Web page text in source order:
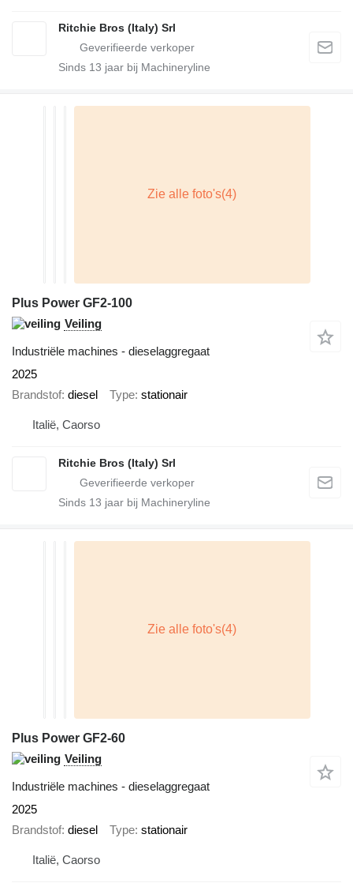
Ritchie Bros (Italy) Srl
Sinds 13 jaar bij Machineryline
Plus Power GF2-100
Veiling
Industriële machines - dieselaggregaat
2025
Brandstof diesel Type stationair
Italië, Caorso
Ritchie Bros (Italy) Srl
Sinds 13 jaar bij Machineryline
Plus Power GF2-60
Veiling
Industriële machines - dieselaggregaat
2025
Brandstof diesel Type stationair
Italië, Caorso